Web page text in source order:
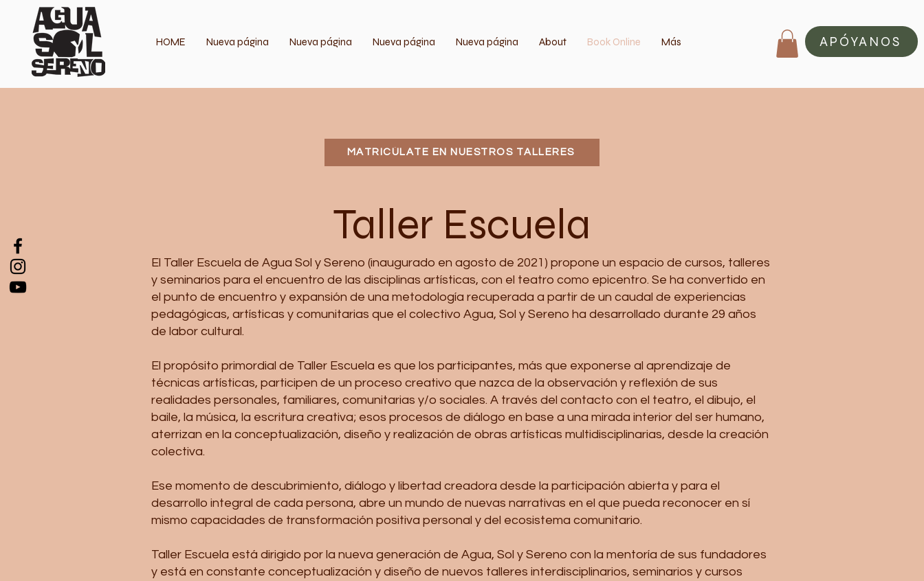
HOME Nueva página Nueva página Nueva página Nueva página About Book Online Más APÓYANOS
MATRICÚLATE EN NUESTROS TALLERES
Taller Escuela
El Taller Escuela de Agua Sol y Sereno (inaugurado en agosto de 2021) propone un espacio de cursos, talleres
y seminarios para el encuentro de las disciplinas artísticas, con el teatro como epicentro. Se ha convertido en
el punto de encuentro y expansión de una metodología recuperada a partir de un caudal de experiencias
pedagógicas, artísticas y comunitarias que el colectivo Agua, Sol y Sereno ha desarrollado durante 29 años
de labor cultural.
El propósito primordial de Taller Escuela es que los participantes, más que exponerse al aprendizaje de
técnicas artísticas, participen de un proceso creativo que nazca de la observación y reflexión de sus
realidades personales, familiares, comunitarias y/o sociales. A través del contacto con el teatro, el dibujo, el
baile, la música, la escritura creativa; esos procesos de diálogo en base a una mirada interior del ser humano,
aterrizan en la conceptualización, diseño y realización de obras artísticas multidisciplinarias, desde la creación
colectiva.
Ese momento de descubrimiento, diálogo y libertad creadora desde la participación abierta y para el
desarrollo integral de cada persona, abre un mundo de nuevas narrativas en el que pueda reconocer en sí
mismo capacidades de transformación positiva personal y del ecosistema comunitario.
Taller Escuela está dirigido por la nueva generación de Agua, Sol y Sereno con la mentoría de sus fundadores
y está en constante conceptualización y diseño de nuevos talleres interdisciplinarios, seminarios y cursos